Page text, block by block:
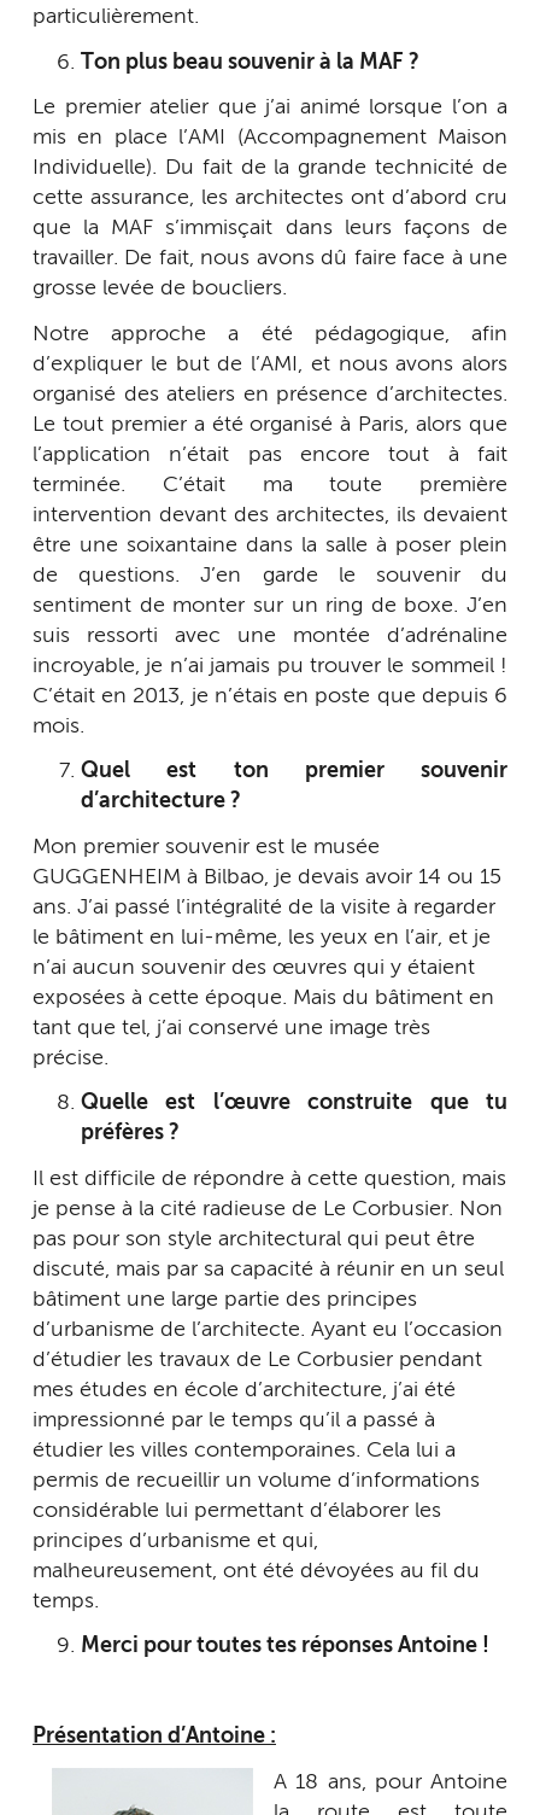
particulièrement.
Ton plus beau souvenir à la MAF ?
Le premier atelier que j’ai animé lorsque l’on a
mis en place l’AMI (Accompagnement Maison
Individuelle). Du fait de la grande technicité de
cette assurance, les architectes ont d’abord cru
que la MAF s’immisçait dans leurs façons de
travailler. De fait, nous avons dû faire face à une
grosse levée de boucliers.
Notre approche a été pédagogique, afin
d’expliquer le but de l’AMI, et nous avons alors
organisé des ateliers en présence d’architectes.
Le tout premier a été organisé à Paris, alors que
l’application n’était pas encore tout à fait
terminée. C’était ma toute première
intervention devant des architectes, ils devaient
être une soixantaine dans la salle à poser plein
de questions. J’en garde le souvenir du
sentiment de monter sur un ring de boxe. J’en
suis ressorti avec une montée d’adrénaline
incroyable, je n’ai jamais pu trouver le sommeil !
C’était en 2013, je n’étais en poste que depuis 6
mois.
Quel est ton premier souvenir
d’architecture ?
Mon premier souvenir est le musée
GUGGENHEIM à Bilbao, je devais avoir 14 ou 15
ans. J’ai passé l’intégralité de la visite à regarder
le bâtiment en lui-même, les yeux en l’air, et je
n’ai aucun souvenir des œuvres qui y étaient
exposées à cette époque. Mais du bâtiment en
tant que tel, j’ai conservé une image très
précise.
Quelle est l’œuvre construite que tu
préfères ?
Il est difficile de répondre à cette question, mais
je pense à la cité radieuse de Le Corbusier. Non
pas pour son style architectural qui peut être
discuté, mais par sa capacité à réunir en un seul
bâtiment une large partie des principes
d’urbanisme de l’architecte. Ayant eu l’occasion
d’étudier les travaux de Le Corbusier pendant
mes études en école d’architecture, j’ai été
impressionné par le temps qu’il a passé à
étudier les villes contemporaines. Cela lui a
permis de recueillir un volume d’informations
considérable lui permettant d’élaborer les
principes d’urbanisme et qui,
malheureusement, ont été dévoyées au fil du
temps.
Merci pour toutes tes réponses Antoine !
Présentation d’Antoine :
A 18 ans, pour Antoine